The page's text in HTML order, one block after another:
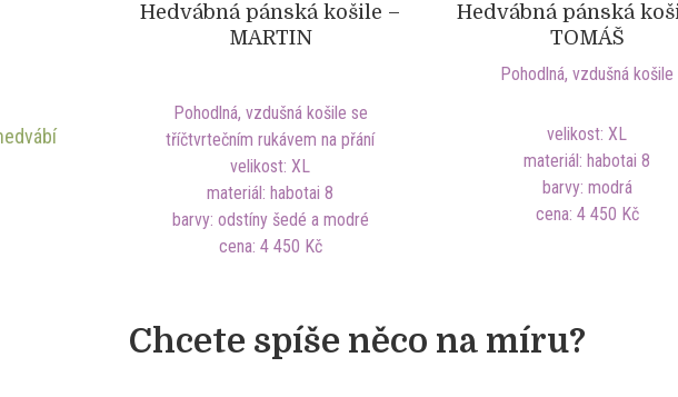
Hedvábná pánská košile –
MARTIN
Pohodlná, vzdušná košile se
tříčtvrtečním rukávem na přání
velikost: XL
materiál: habotai 8
barvy: odstíny šedé a modré
cena: 4 450 Kč
Hedvábná pánská
TOMÁŠ
Pohodlná, vzdušná košile
velikost: XL
materiál: habotai 8
barvy: modrá
cena: 4 450 Kč
Chcete spíše něco na míru?